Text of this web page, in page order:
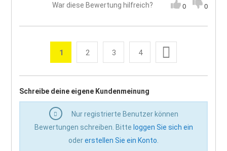
War diese Bewertung hilfreich? 0 0
Seite
Sie lesen gerade die Seite
1 Seite
2 Seite
3 Seite
4
Schreibe deine eigene Kundenmeinung
Nur registrierte Benutzer können
Bewertungen schreiben. Bitte loggen Sie sich ein
odererstellen Sie ein Konto